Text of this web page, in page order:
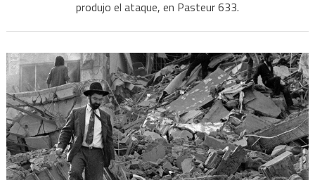
produjo el ataque, en Pasteur 633.